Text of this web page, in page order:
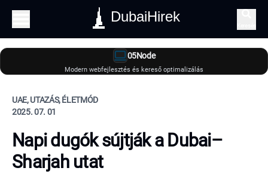
DubaiHirek
05Node
Modern webfejlesztés és kereső optimalizálás
UAE, UTAZÁS, ÉLETMÓD
2025. 07. 01
Napi dugók sújtják a Dubai–
Sharjah utat